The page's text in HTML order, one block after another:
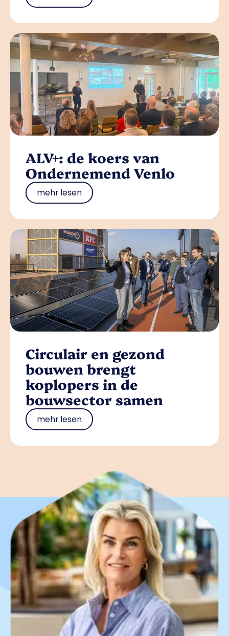
ALV+: de koers van
Ondernemend Venlo
mehr lesen
Circulair en gezond
bouwen brengt
koplopers in de
bouwsector samen
mehr lesen